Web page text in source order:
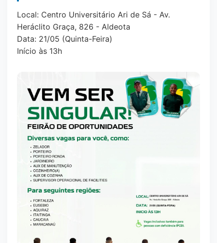
Local: Centro Universitário Ari de Sá - Av.
Heráclito Graça, 826 - Aldeota
Data: 21/05 (Quinta-Feira)
Início às 13h